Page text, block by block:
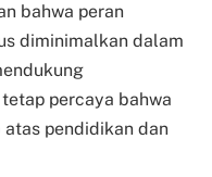
bahwa peran
diminimalkan dalam
percaya bahwa
pendidikan dan